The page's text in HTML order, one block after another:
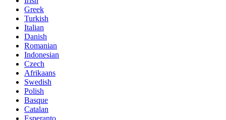
Greek
Turkish
Italian
Danish
Romanian
Indonesian
Czech
Afrikaans
Swedish
Polish
Basque
Catalan